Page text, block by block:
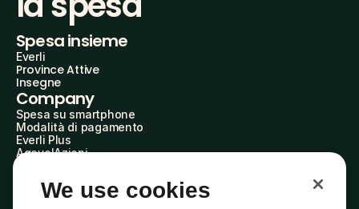
Spesa insieme
Everli
Province Attive
Insegne
Company
Spesa su smartphone
Modalità di pagamento
Everli Plus
AgevolAzioni
Everli Shoppers
We use cookies